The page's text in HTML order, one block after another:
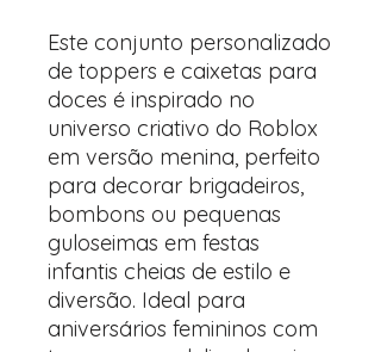
Este conjunto personalizado
de toppers e caixetas para
doces é inspirado no
universo criativo do Roblox
em versão menina, perfeito
para decorar brigadeiros,
bombons ou pequenas
guloseimas em festas
infantis cheias de estilo e
diversão. Ideal para
aniversários femininos com